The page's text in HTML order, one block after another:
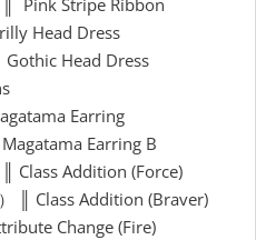
║ Pink Stripe Ribbon
Head Dress
Head Dress
Earring
Earring B
Class Addition (Force)
║ Class Addition (Braver)
Change (Fire)